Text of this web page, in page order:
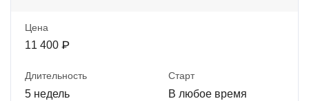
Цена
11 400 ₽
Длительность
5 недель
Старт
В любое время